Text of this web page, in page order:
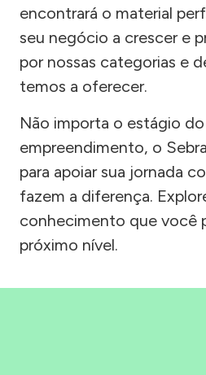
encontrará o material
seu negócio a crescer e
por nossas categorias e
temos a oferecer.
Não importa o estágio
empreendimento, o
para apoiar sua jornada
fazem a diferença.
conhecimento que você
próximo nível.